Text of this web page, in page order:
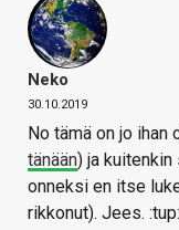
Neko
30.10.2019
No tämä on jo ihan
tänään) ja kuitenkin
onneksi en itse
rikkonut). Jees. :tup: